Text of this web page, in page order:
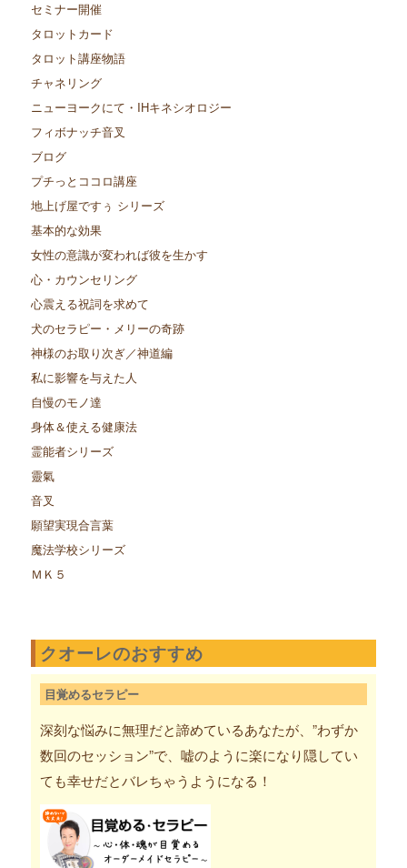
セミナー開催
タロットカード
タロット講座物語
チャネリング
ニューヨークにて・IHキネシオロジー
フィボナッチ音叉
ブログ
プチっとココロ講座
地上げ屋ですぅ シリーズ
基本的な効果
女性の意識が変われば彼を生かす
心・カウンセリング
心震える祝詞を求めて
犬のセラピー・メリーの奇跡
神様のお取り次ぎ／神道編
私に影響を与えた人
自慢のモノ達
身体＆使える健康法
霊能者シリーズ
靈氣
音叉
願望実現合言葉
魔法学校シリーズ
ＭＫ５
クオーレのおすすめ
目覚めるセラピー
深刻な悩みに無理だと諦めているあなたが、”わずか
数回のセッション”で、嘘のように楽になり隠してい
ても幸せだとバレちゃうようになる！